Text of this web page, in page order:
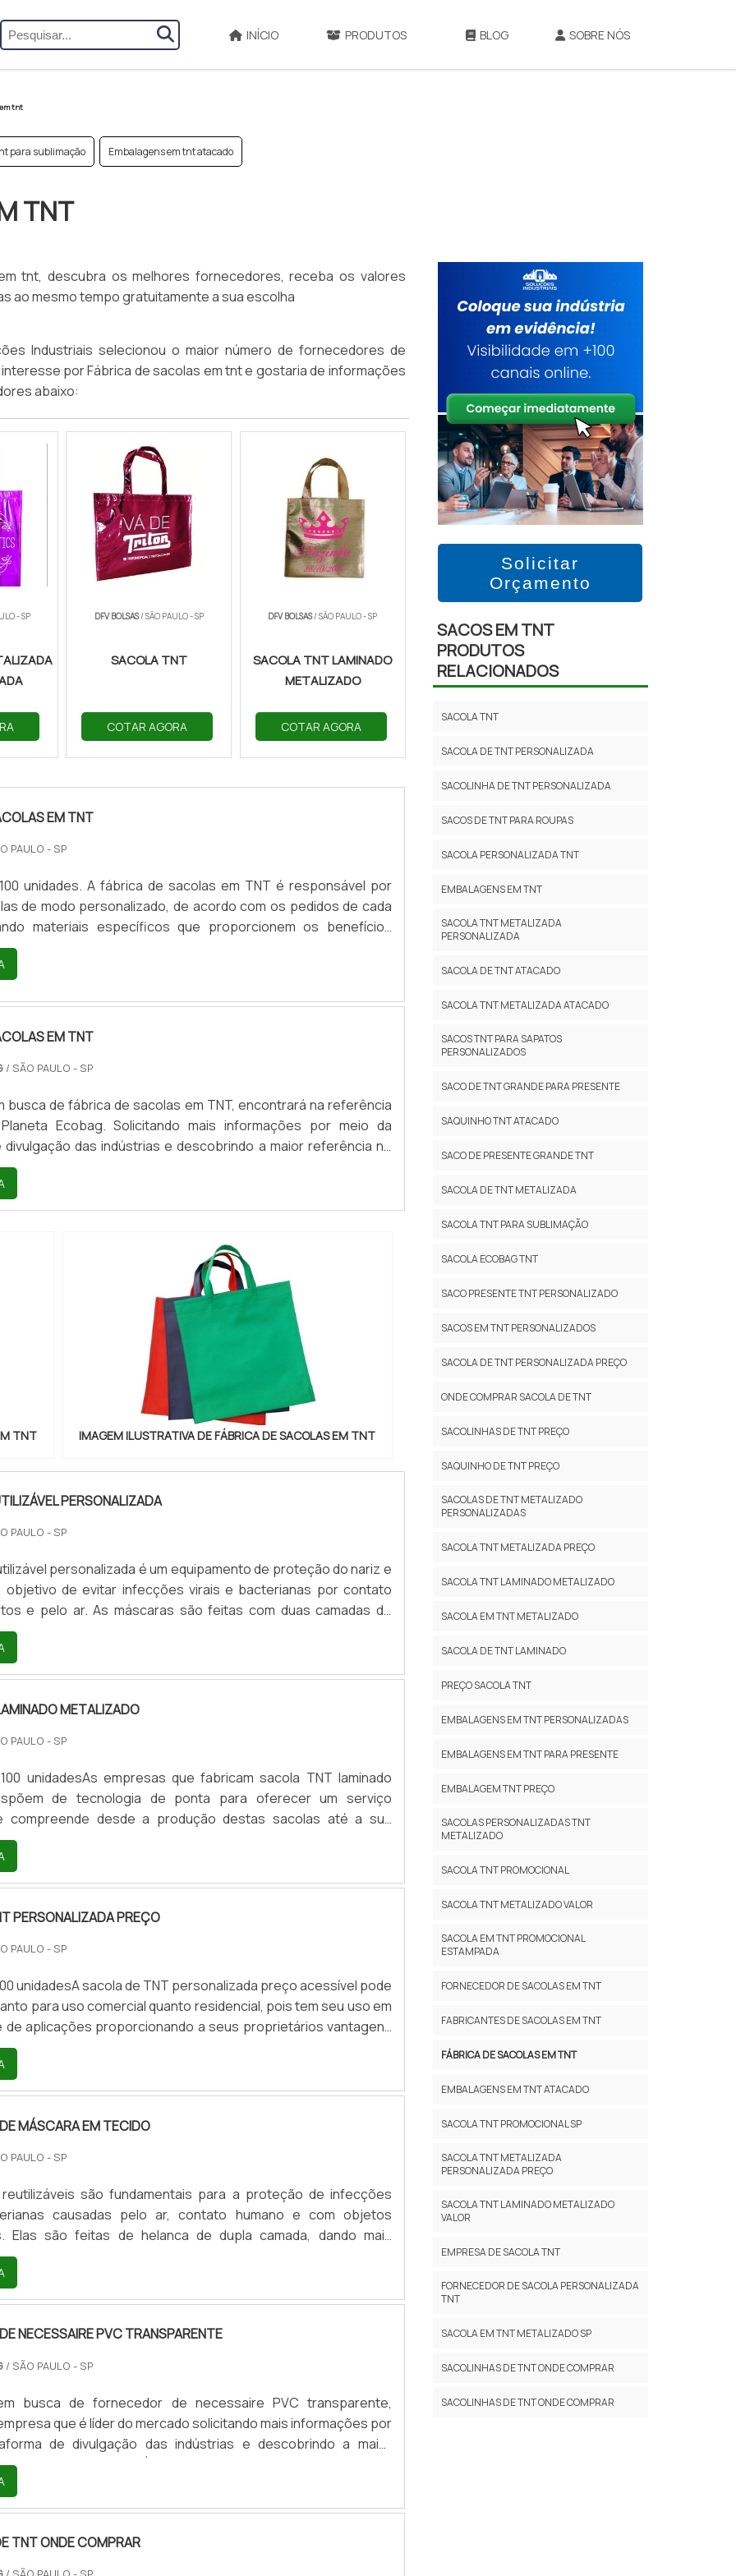
INÍCIO PRODUTOS BLOG SOBRE NÓS
tnt
para sublimação Embalagens em tnt atacado
TNT
tnt, descubra os melhores fornecedores, receba os valores
ao mesmo tempo gratuitamente a sua escolha
Industriais selecionou o maior número de fornecedores de
por Fábrica de sacolas em tnt e gostaria de informações
abaixo:
- SP DFV BOLSAS/ SÃO PAULO - SP
SACOLA TNT
COTAR AGORA
DFV BOLSAS/ SÃO PAULO - SP
SACOLA TNT LAMINADO
METALIZADO
COTAR AGORA
EM TNT
PAULO - SP
unidades. A fábrica de sacolas em TNT é responsável por
de modo personalizado, de acordo com os pedidos de cada
materiais específicos que proporcionem os benefícios
de contratar uma fábrica de sacolas em TNTRealizando
acordo com as demandas de cada cliente, a empresa fabricante
EM TNT
/ SÃO PAULO - SP
busca de fábrica de sacolas em TNT, encontrará na referência
Ecobag. Solicitando mais informações por meio da
divulgação das indústrias e descobrindo a maior referência no
próprio segmento. Quando o assunto é fábrica de sacolas em
Planeta Ecobag poderá contar assertividade com
com os resultados dos clientes.OUTRAS INFORMAÇÕES
TNT IMAGEM ILUSTRATIVA DE FÁBRICA DE SACOLAS EM TNT
PERSONALIZADA
PAULO - SP
personalizada é um equipamento de proteção do nariz e
objetivo de evitar infecções virais e bacterianas por contato
e pelo ar. As máscaras são feitas com duas camadas de
nas duas extremidades.Elas podem ser vendidas muitas
Branca; Rosa; Azul; Preta; Vermelha; Personalizada com
com logos de empresas.Como usar máscara
METALIZADO
PAULO - SP
unidadesAs empresas que fabricam sacola TNT laminado
de tecnologia de ponta para oferecer um serviço
compreende desde a produção destas sacolas até a sua
e entrega na localização desejada.Onde encontrar sacolas
buscar por sacolas metalizadas alguns critérios devem ser
como a qualidade do material utilizado na produção e a
PERSONALIZADA PREÇO
PAULO - SP
unidadesA sacola de TNT personalizada preço acessível pode
para uso comercial quanto residencial, pois tem seu uso em
de aplicações proporcionando a seus proprietários vantagens
em usar a sacola de TNT personalizada preço
sacolas podem ser produzidas em diferentes configurações e
de acordo com rigorosos padrões de qualidade e segurança
MÁSCARA EM TECIDO
PAULO - SP
são fundamentais para a proteção de infecções
causadas pelo ar, contato humano e com objetos
Elas são feitas de helanca de dupla camada, dando mais
uso. Mas antes de fazer compras em qualquer lugar, busque
máscara em tecido que garante qualidade e eficiência.Antes
da máscara, lave as mãos com água e sabão ou álcool em gel.
NECESSAIRE PVC TRANSPARENTE
/ SÃO PAULO - SP
busca de fornecedor de necessaire PVC transparente,
que é líder do mercado solicitando mais informações por
de divulgação das indústrias e descobrindo a maior
no segmento.É importante lembrar que o produto deve
com empresas especializadas. Esse tipo de cuidado ajuda a
e durabilidade dos materiais, além de evitar prejuízos com
Assim, é possível poupar gastos desnecessários.DETALHES
DE NECESSAIRE PVC TRANSPARENTESe alguém quer
TNT ONDE COMPRAR
Solicitar
Orçamento
SACOS EM TNT
PRODUTOS
RELACIONADOS
SACOLA TNT
SACOLA DE TNT PERSONALIZADA
SACOLINHA DE TNT PERSONALIZADA
SACOS DE TNT PARA ROUPAS
SACOLA PERSONALIZADA TNT
EMBALAGENS EM TNT
SACOLA TNT METALIZADA
PERSONALIZADA
SACOLA DE TNT ATACADO
SACOLA TNT METALIZADA ATACADO
SACOS TNT PARA SAPATOS
PERSONALIZADOS
SACO DE TNT GRANDE PARA PRESENTE
SAQUINHO TNT ATACADO
SACO DE PRESENTE GRANDE TNT
SACOLA DE TNT METALIZADA
SACOLA TNT PARA SUBLIMAÇÃO
SACOLA ECOBAG TNT
SACO PRESENTE TNT PERSONALIZADO
SACOS EM TNT PERSONALIZADOS
SACOLA DE TNT PERSONALIZADA PREÇO
ONDE COMPRAR SACOLA DE TNT
SACOLINHAS DE TNT PREÇO
SAQUINHO DE TNT PREÇO
SACOLAS DE TNT METALIZADO
PERSONALIZADAS
SACOLA TNT METALIZADA PREÇO
SACOLA TNT LAMINADO METALIZADO
SACOLA EM TNT METALIZADO
SACOLA DE TNT LAMINADO
PREÇO SACOLA TNT
EMBALAGENS EM TNT PERSONALIZADAS
EMBALAGENS EM TNT PARA PRESENTE
EMBALAGEM TNT PREÇO
SACOLAS PERSONALIZADAS TNT
METALIZADO
SACOLA TNT PROMOCIONAL
SACOLA TNT METALIZADO VALOR
SACOLA EM TNT PROMOCIONAL
ESTAMPADA
FORNECEDOR DE SACOLAS EM TNT
FABRICANTES DE SACOLAS EM TNT
FÁBRICA DE SACOLAS EM TNT
EMBALAGENS EM TNT ATACADO
SACOLA TNT PROMOCIONAL SP
SACOLA TNT METALIZADA
PERSONALIZADA PREÇO
SACOLA TNT LAMINADO METALIZADO
VALOR
EMPRESA DE SACOLA TNT
FORNECEDOR DE SACOLA PERSONALIZADA
TNT
SACOLA EM TNT METALIZADO SP
SACOLINHAS DE TNT ONDE COMPRAR
SACOLINHAS DE TNT ONDE COMPRAR